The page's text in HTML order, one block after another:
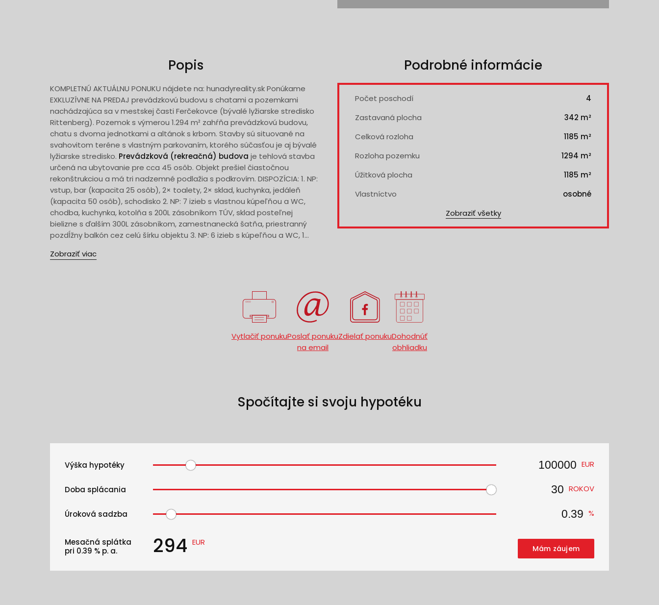
Popis
KOMPLETNÚ AKTUÁLNU PONUKU nájdete na: hunadyreality.sk Ponúkame
EXKLUZÍVNE NA PREDAJ prevádzkovú budovu s chatami a pozemkami
nachádzajúca sa v mestskej časti Ferčekovce (bývalé lyžiarske stredisko
Rittenberg). Pozemok s výmerou 1.294 m² zahŕňa prevádzkovú budovu,
chatu s dvoma jednotkami a altánok s krbom. Stavby sú situované na
svahovitom teréne s vlastným parkovaním, ktorého súčasťou je aj bývalé
lyžiarske stredisko. Prevádzková (rekreačná) budova je tehlová stavba
určená na ubytovanie pre cca 45 osôb. Objekt prešiel čiastočnou
rekonštrukciou a má tri nadzemné podlažia s podkrovím. DISPOZÍCIA: 1. NP:
vstup, bar (kapacita 25 osôb), 2× toalety, 2× sklad, kuchynka, jedáleň
(kapacita 50 osôb), schodisko 2. NP: 7 izieb s vlastnou kúpeľňou a WC,
chodba, kuchynka, kotolňa s 200L zásobníkom TÚV, sklad posteľnej
bielizne s ďalším 300L zásobníkom, zamestnanecká šatňa, priestranný
pozdĺžny balkón cez celú šírku objektu 3. NP: 6 izieb s kúpeľňou a WC, 1...
Zobraziť viac
Podrobné informácie
Počet poschodí
4
Zastavaná plocha
342 m²
Celková rozloha
1185 m²
Rozloha pozemku
1294 m²
Úžitková plocha
1185 m²
Vlastníctvo
osobné
Zobraziť všetky
Vytlačiť ponukuPoslať ponuku
na email
Zdielať ponukuDohodnúť
obhliadku
Spočítajte si svoju hypotéku
Výška hypotéky EUR
Doba splácania ROKOV
Úroková sadzba %
Mám záujem
Mesačná splátka
pri 0.39 % p. a. 294 EUR